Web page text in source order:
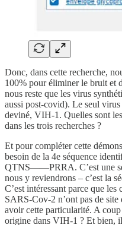
Donc, dans cette recherche,
100% pour éliminer le bruit et
nous reste que les virus
aussi post-covid). Le seul virus
deviné, VIH-1. Quelles sont
dans les trois recherches ?
Et pour compléter cette
besoin de la 4e séquence
QTNS——PRRA. C’est une
nous y reviendrons – c’est la
C’est intéressant parce que
SARS-Cov-2 n’ont pas de
avoir cette particularité. A
origine dans VIH-1 ? Et bien,